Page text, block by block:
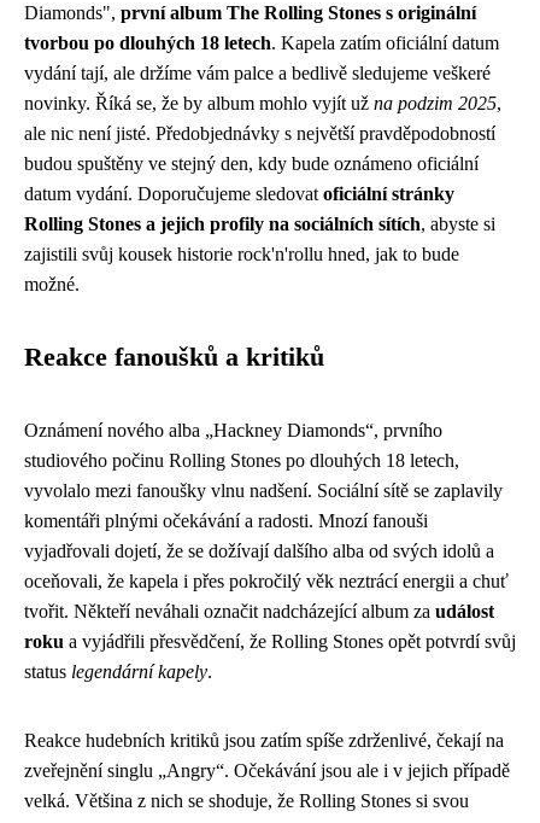
Diamonds", první album The Rolling Stones s originální
tvorbou po dlouhých 18 letech. Kapela zatím oficiální datum
vydání tají, ale držíme vám palce a bedlivě sledujeme veškeré
novinky. Říká se, že by album mohlo vyjít už na podzim 2025,
ale nic není jisté. Předobjednávky s největší pravděpodobností
budou spuštěny ve stejný den, kdy bude oznámeno oficiální
datum vydání. Doporučujeme sledovat oficiální stránky
Rolling Stones a jejich profily na sociálních sítích, abyste si
zajistili svůj kousek historie rock'n'rollu hned, jak to bude
možné.
Reakce fanoušků a kritiků
Oznámení nového alba „Hackney Diamonds“, prvního
studiového počinu Rolling Stones po dlouhých 18 letech,
vyvolalo mezi fanoušky vlnu nadšení. Sociální sítě se zaplavily
komentáři plnými očekávání a radosti. Mnozí fanouši
vyjadřovali dojetí, že se dožívají dalšího alba od svých idolů a
oceňovali, že kapela i přes pokročilý věk neztrácí energii a chuť
tvořit. Někteří neváhali označit nadcházející album za událost
roku a vyjádřili přesvědčení, že Rolling Stones opět potvrdí svůj
status legendární kapely.
Reakce hudebních kritiků jsou zatím spíše zdrženlivé, čekají na
zveřejnění singlu „Angry“. Očekávání jsou ale i v jejich případě
velká. Většina z nich se shoduje, že Rolling Stones si svou